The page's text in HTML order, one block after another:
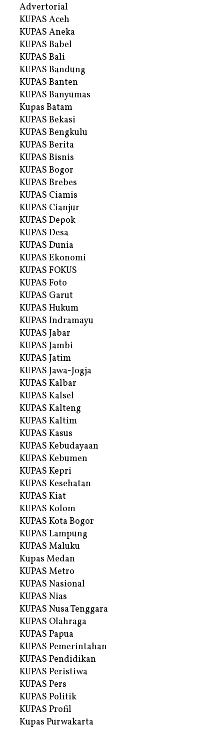
Advertorial
KUPAS Aceh
KUPAS Aneka
KUPAS Babel
KUPAS Bali
KUPAS Bandung
KUPAS Banten
KUPAS Banyumas
Kupas Batam
KUPAS Bekasi
KUPAS Bengkulu
KUPAS Berita
KUPAS Bisnis
KUPAS Bogor
KUPAS Brebes
KUPAS Ciamis
KUPAS Cianjur
KUPAS Depok
KUPAS Desa
KUPAS Dunia
KUPAS Ekonomi
KUPAS FOKUS
KUPAS Foto
KUPAS Garut
KUPAS Hukum
KUPAS Indramayu
KUPAS Jabar
KUPAS Jambi
KUPAS Jatim
KUPAS Jawa-Jogja
KUPAS Kalbar
KUPAS Kalsel
KUPAS Kalteng
KUPAS Kaltim
KUPAS Kasus
KUPAS Kebudayaan
KUPAS Kebumen
KUPAS Kepri
KUPAS Kesehatan
KUPAS Kiat
KUPAS Kolom
KUPAS Kota Bogor
KUPAS Lampung
KUPAS Maluku
Kupas Medan
KUPAS Metro
KUPAS Nasional
KUPAS Nias
KUPAS Nusa Tenggara
KUPAS Olahraga
KUPAS Papua
KUPAS Pemerintahan
KUPAS Pendidikan
KUPAS Peristiwa
KUPAS Pers
KUPAS Politik
KUPAS Profil
Kupas Purwakarta